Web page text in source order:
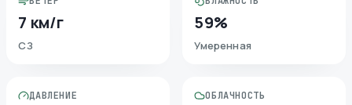
7 км/г
СЗ
59%
Умеренная
ДАВЛЕНИЕ ОБЛАЧНОСТЬ